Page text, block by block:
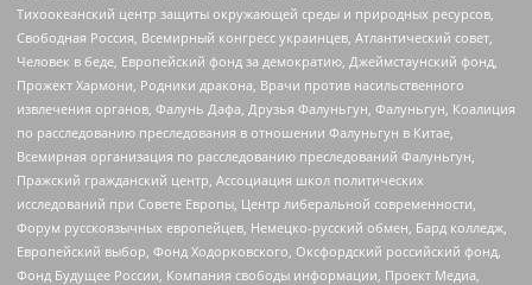
Тихоокеанский центр защиты окружающей среды и природных ресурсов,
Свободная Россия, Всемирный конгресс украинцев, Атлантический совет,
Человек в беде, Европейский фонд за демократию, Джеймстаунский фонд,
Прожект Хармони, Родники дракона, Врачи против насильственного
извлечения органов, Фалунь Дафа, Друзья Фалуньгун, Фалуньгун, Коалиция
по расследованию преследования в отношении Фалуньгун в Китае,
Всемирная организация по расследованию преследований Фалуньгун,
Пражский гражданский центр, Ассоциация школ политических
исследований при Совете Европы, Центр либеральной современности,
Форум русскоязычных европейцев, Немецко-русский обмен, Бард колледж,
Европейский выбор, Фонд Ходорковского, Оксфордский российский фонд,
Фонд Будущее России, Компания свободы информации, Проект Медиа,